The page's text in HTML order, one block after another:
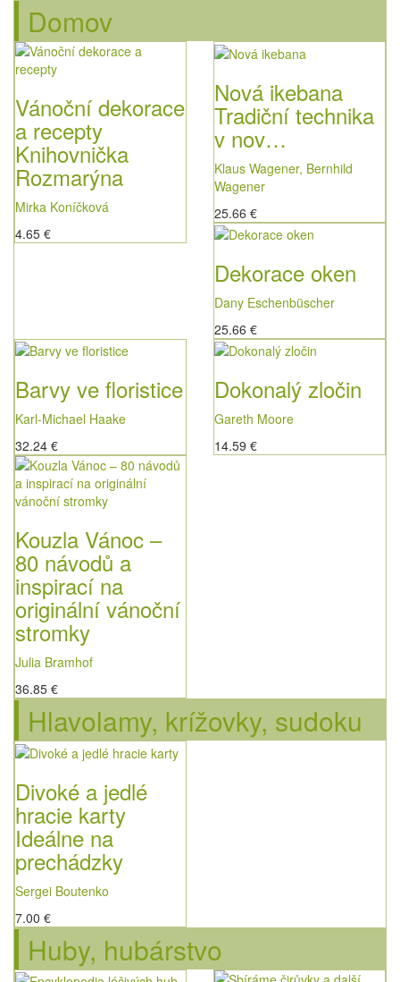
Domov
Vánoční dekorace
a recepty
Knihovnička
Rozmarýna
Mirka Koníčková
4.65 €
Nová ikebana
Tradiční technika
v nov…
Klaus Wagener, Bernhild
Wagener
25.66 €
Dekorace oken
Dany Eschenbüscher
25.66 €
Barvy ve floristice
Karl-Michael Haake
32.24 €
Dokonalý zločin
Gareth Moore
14.59 €
Kouzla Vánoc –
80 návodů a
inspirací na
originální vánoční
stromky
Julia Bramhof
36.85 €
Hlavolamy, krížovky, sudoku
Divoké a jedlé
hracie karty
Ideálne na
prechádzky
Sergei Boutenko
7.00 €
Huby, hubárstvo